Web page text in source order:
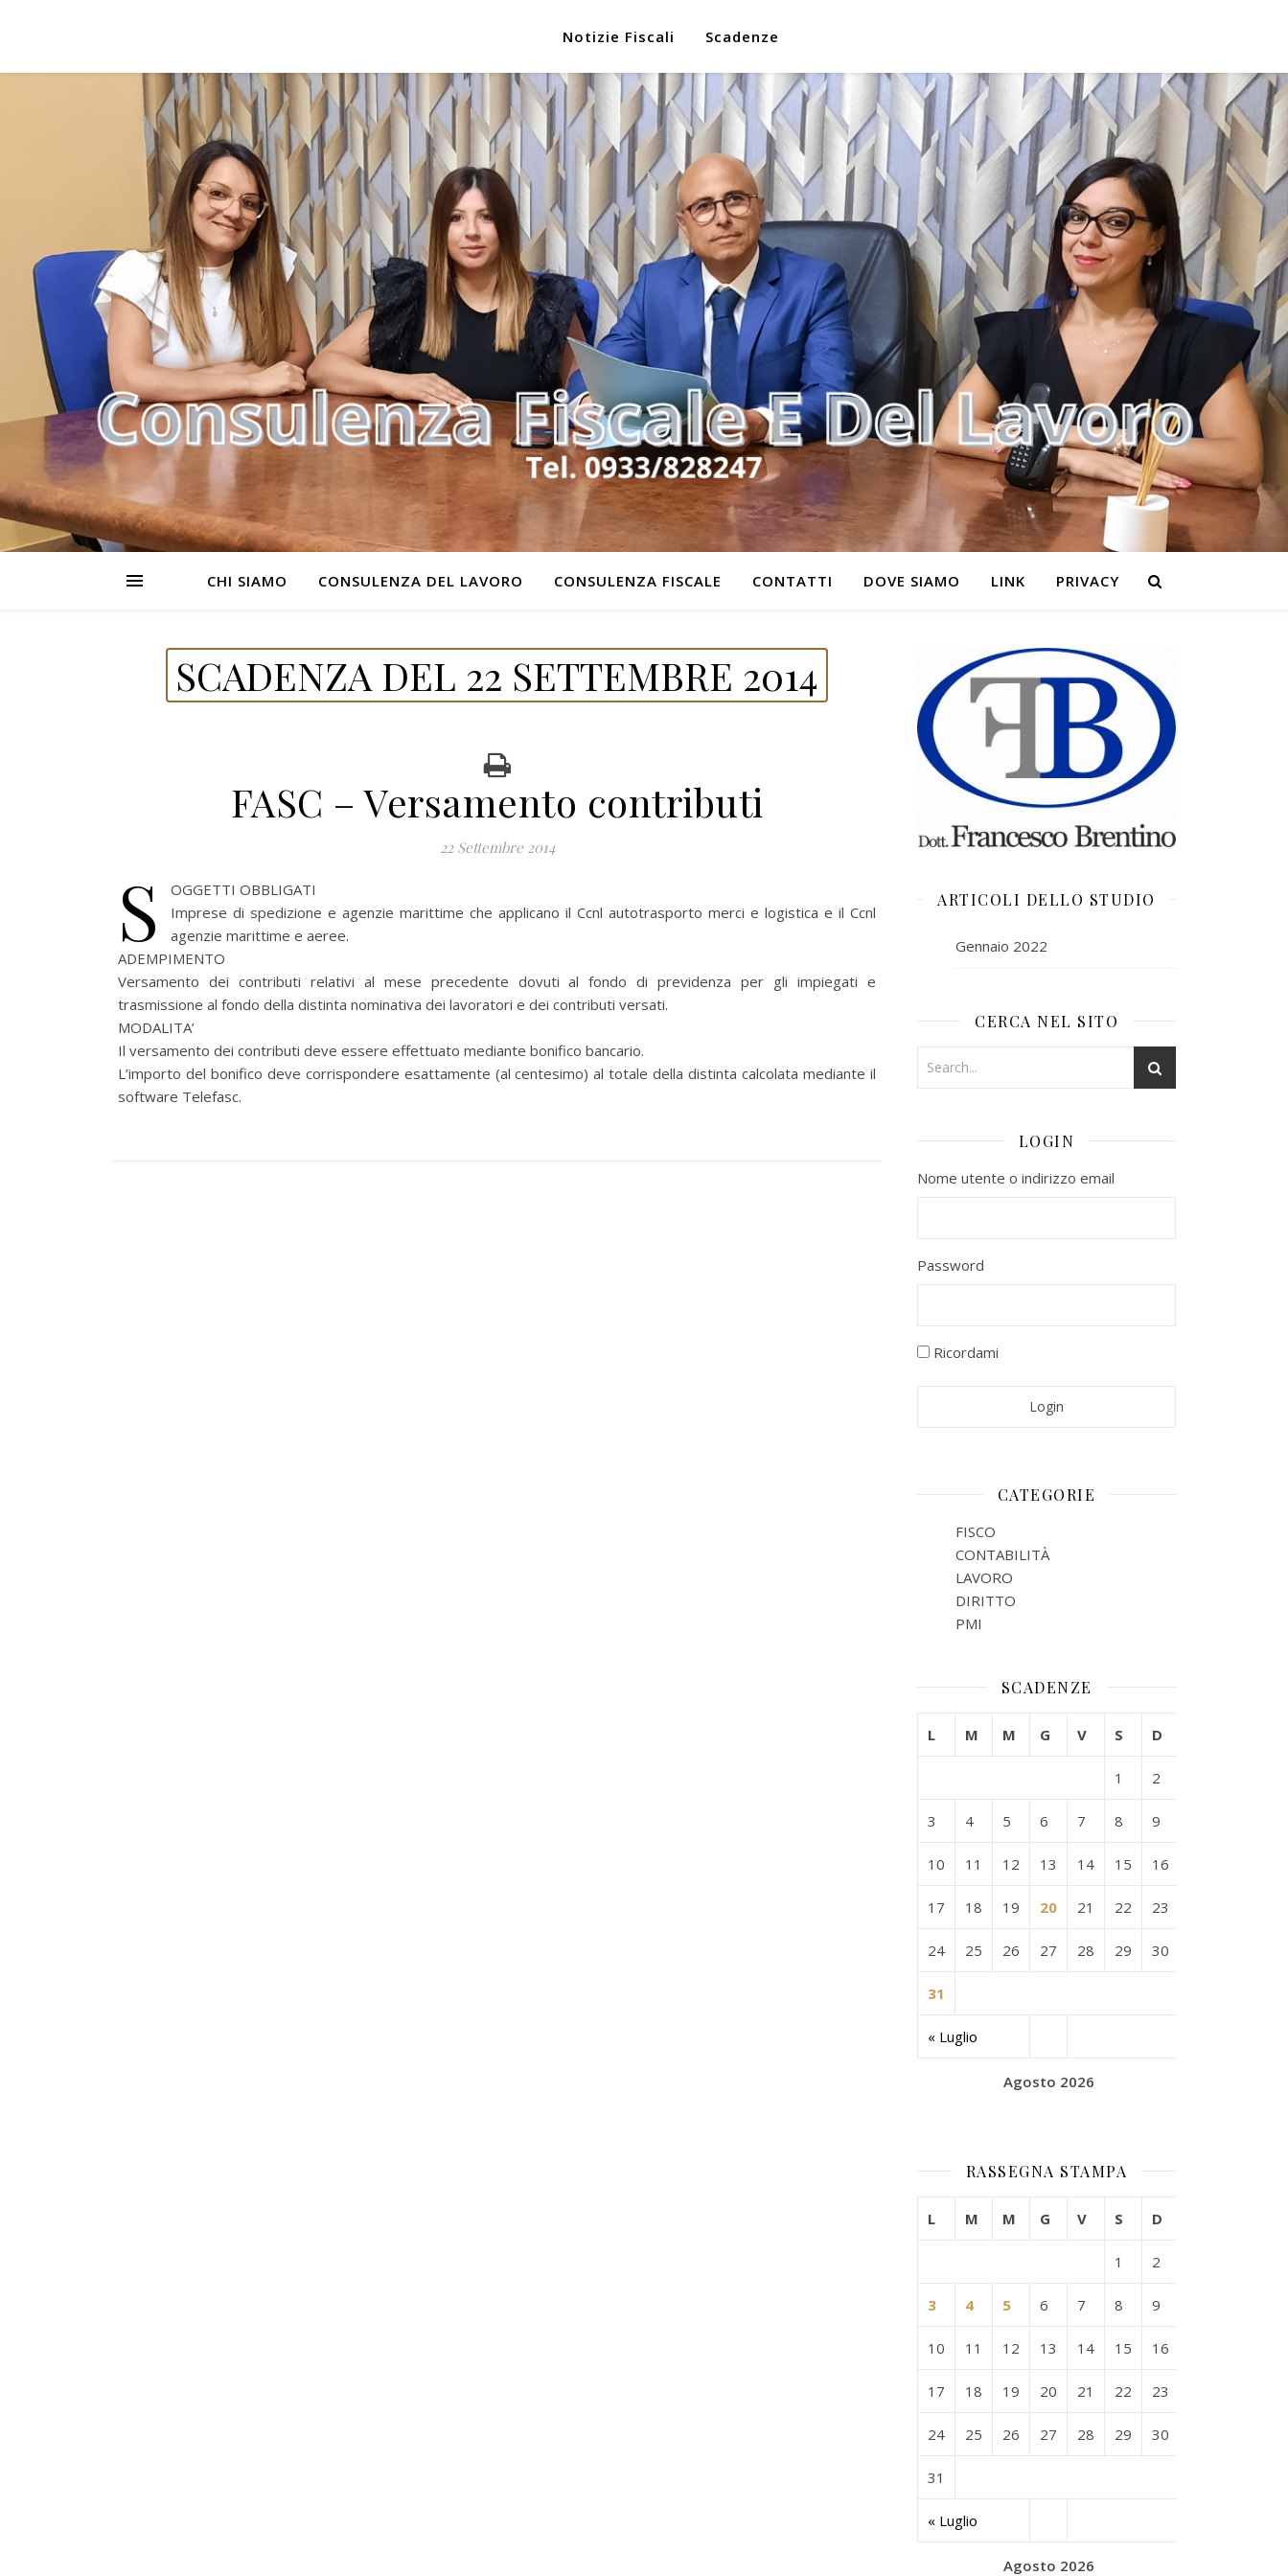
Notizie Fiscali Scadenze
CHI SIAMO CONSULENZA DEL LAVORO CONSULENZA FISCALE CONTATTI DOVE SIAMO LINK PRIVACY
SCADENZA DEL 22 SETTEMBRE 2014
FASC – Versamento contributi
22 Settembre 2014
S
OGGETTI OBBLIGATI
Imprese di spedizione e agenzie marittime che applicano il Ccnl autotrasporto merci e logistica e il Ccnl
agenzie marittime e aeree.
ADEMPIMENTO
Versamento dei contributi relativi al mese precedente dovuti al fondo di previdenza per gli impiegati e
trasmissione al fondo della distinta nominativa dei lavoratori e dei contributi versati.
MODALITA’
Il versamento dei contributi deve essere effettuato mediante bonifico bancario.
L’importo del bonifico deve corrispondere esattamente (al centesimo) al totale della distinta calcolata mediante il
software Telefasc.
ARTICOLI DELLO STUDIO
Gennaio 2022
CERCA NEL SITO
LOGIN
Nome utente o indirizzo email
Password
Ricordami
CATEGORIE
FISCO
CONTABILITÀ
LAVORO
DIRITTO
PMI
SCADENZE
Agosto 2026
L M M G V S D
« Luglio
1 2
3 4 5 6 7 8 9
10 11 12 13 14 15 16
17 18 19 20 21 22 23
24 25 26 27 28 29 30
31
RASSEGNA STAMPA
Agosto 2026
L M M G V S D
« Luglio
1 2
3 4 5 6 7 8 9
10 11 12 13 14 15 16
17 18 19 20 21 22 23
24 25 26 27 28 29 30
31